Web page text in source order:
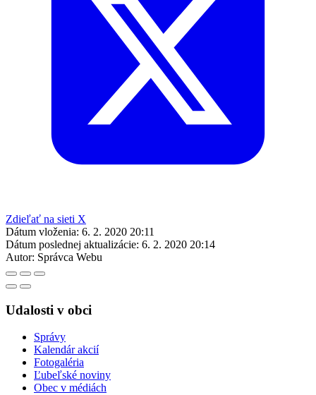
Zdieľať na sieti X
Dátum vloženia: 6. 2. 2020 20:11
Dátum poslednej aktualizácie: 6. 2. 2020 20:14
Autor: Správca Webu
Udalosti v obci
Správy
Kalendár akcií
Fotogaléria
Ľubeľské noviny
Obec v médiách